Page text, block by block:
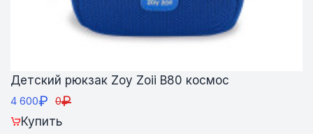
Детский рюкзак Zoy Zoii В80 космос
4 600₽ 0₽
Купить